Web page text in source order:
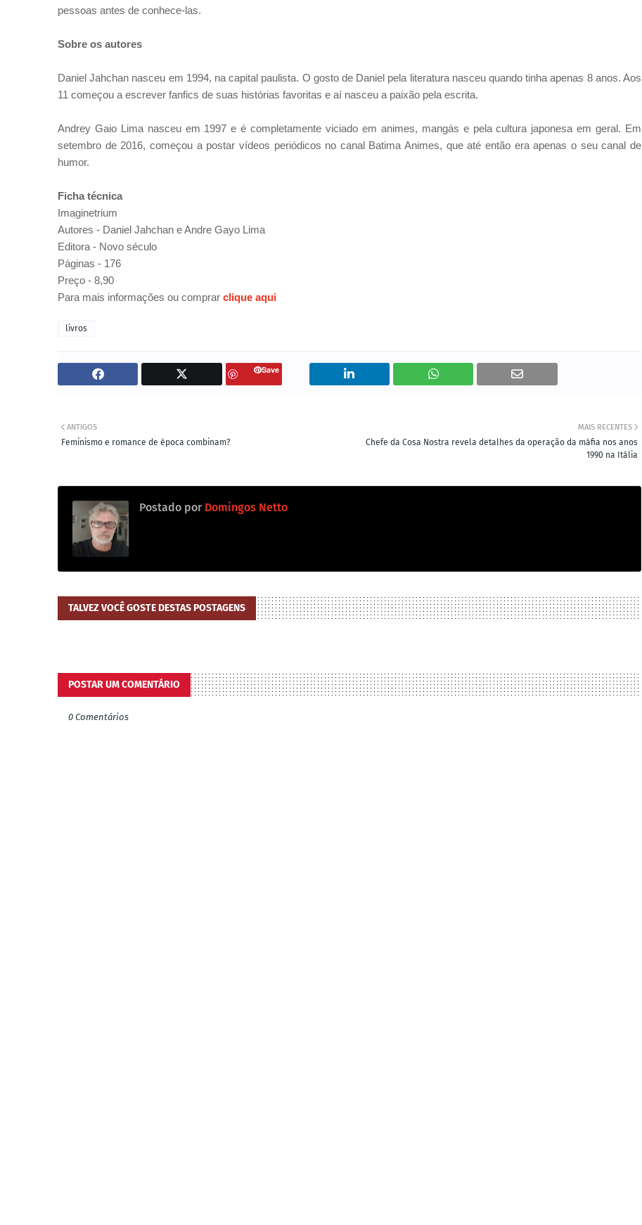
pessoas antes de conhece-las.
Sobre os autores
Daniel Jahchan nasceu em 1994, na capital paulista. O gosto de Daniel pela literatura nasceu quando tinha apenas 8 anos. Aos
11 começou a escrever fanfics de suas histórias favoritas e aí nasceu a paixão pela escrita.
Andrey Gaio Lima nasceu em 1997 e é completamente viciado em animes, mangás e pela cultura japonesa em geral. Em
setembro de 2016, começou a postar vídeos periódicos no canal Batima Animes, que até então era apenas o seu canal de
humor.
Ficha técnica
Imaginetrium
Autores - Daniel Jahchan e Andre Gayo Lima
Editora - Novo século
Páginas - 176
Preço - 8,90
Para mais informações ou comprar clique aqui
livros
Save
MAIS RECENTES
Chefe da Cosa Nostra revela detalhes da operação da máfia nos anos
1990 na Itália
ANTIGOS
Feminismo e romance de época combinam?
Postado por Domingos Netto
TALVEZ VOCÊ GOSTE DESTAS POSTAGENS
POSTAR UM COMENTÁRIO
0 Comentários